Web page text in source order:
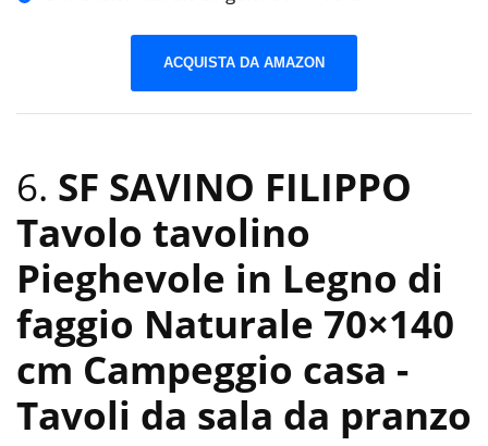
ACQUISTA DA AMAZON
6. SF SAVINO FILIPPO
Tavolo tavolino
Pieghevole in Legno di
faggio Naturale 70×140
cm Campeggio casa -
Tavoli da sala da pranzo